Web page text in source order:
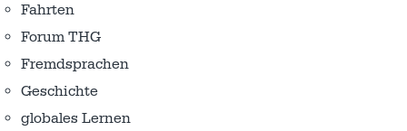
Fahrten
Forum THG
Fremdsprachen
Geschichte
globales Lernen